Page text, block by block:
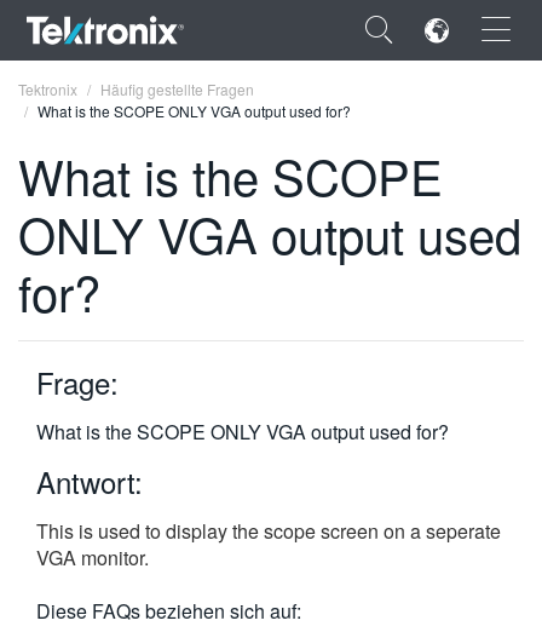
×
ENGLISH
FRANÇAIS
VIỆT NAM
简体中文
日本語
繁體中文
Tektronix
Häufig gestellte Fragen
What is the SCOPE ONLY VGA output used for?
What is the SCOPE
ONLY VGA output used
for?
Frage:
What is the SCOPE ONLY VGA output used for?
Antwort:
This is used to display the scope screen on a seperate
VGA monitor.
Diese FAQs beziehen sich auf: